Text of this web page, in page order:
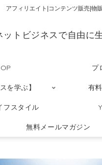
アフィリエイト|コンテンツ販売|物販
ットビジネスで自由に
プ
を学ぶ】 有
フスタイル
無料メールマガジン